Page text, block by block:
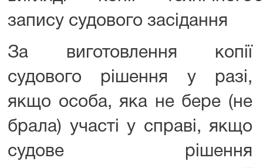
запису судового засідання
За виготовлення копії
судового рішення у разі,
якщо особа, яка не бере (не
брала) участі у справі, якщо
судове рішення